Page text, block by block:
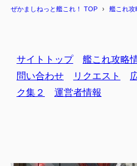
ぜかましねっと艦これ！ TOP 艦これ攻
サイトトップ 艦これ攻略
問い合わせ
リクエスト
ク集２
運営者情報